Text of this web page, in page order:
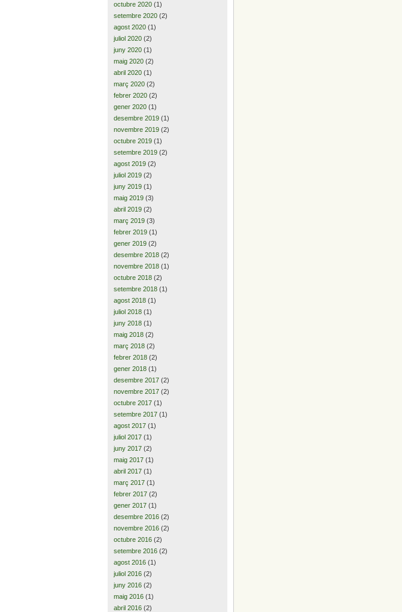
octubre 2020 (1)
setembre 2020 (2)
agost 2020 (1)
juliol 2020 (2)
juny 2020 (1)
maig 2020 (2)
abril 2020 (1)
març 2020 (2)
febrer 2020 (2)
gener 2020 (1)
desembre 2019 (1)
novembre 2019 (2)
octubre 2019 (1)
setembre 2019 (2)
agost 2019 (2)
juliol 2019 (2)
juny 2019 (1)
maig 2019 (3)
abril 2019 (2)
març 2019 (3)
febrer 2019 (1)
gener 2019 (2)
desembre 2018 (2)
novembre 2018 (1)
octubre 2018 (2)
setembre 2018 (1)
agost 2018 (1)
juliol 2018 (1)
juny 2018 (1)
maig 2018 (2)
març 2018 (2)
febrer 2018 (2)
gener 2018 (1)
desembre 2017 (2)
novembre 2017 (2)
octubre 2017 (1)
setembre 2017 (1)
agost 2017 (1)
juliol 2017 (1)
juny 2017 (2)
maig 2017 (1)
abril 2017 (1)
març 2017 (1)
febrer 2017 (2)
gener 2017 (1)
desembre 2016 (2)
novembre 2016 (2)
octubre 2016 (2)
setembre 2016 (2)
agost 2016 (1)
juliol 2016 (2)
juny 2016 (2)
maig 2016 (1)
abril 2016 (2)